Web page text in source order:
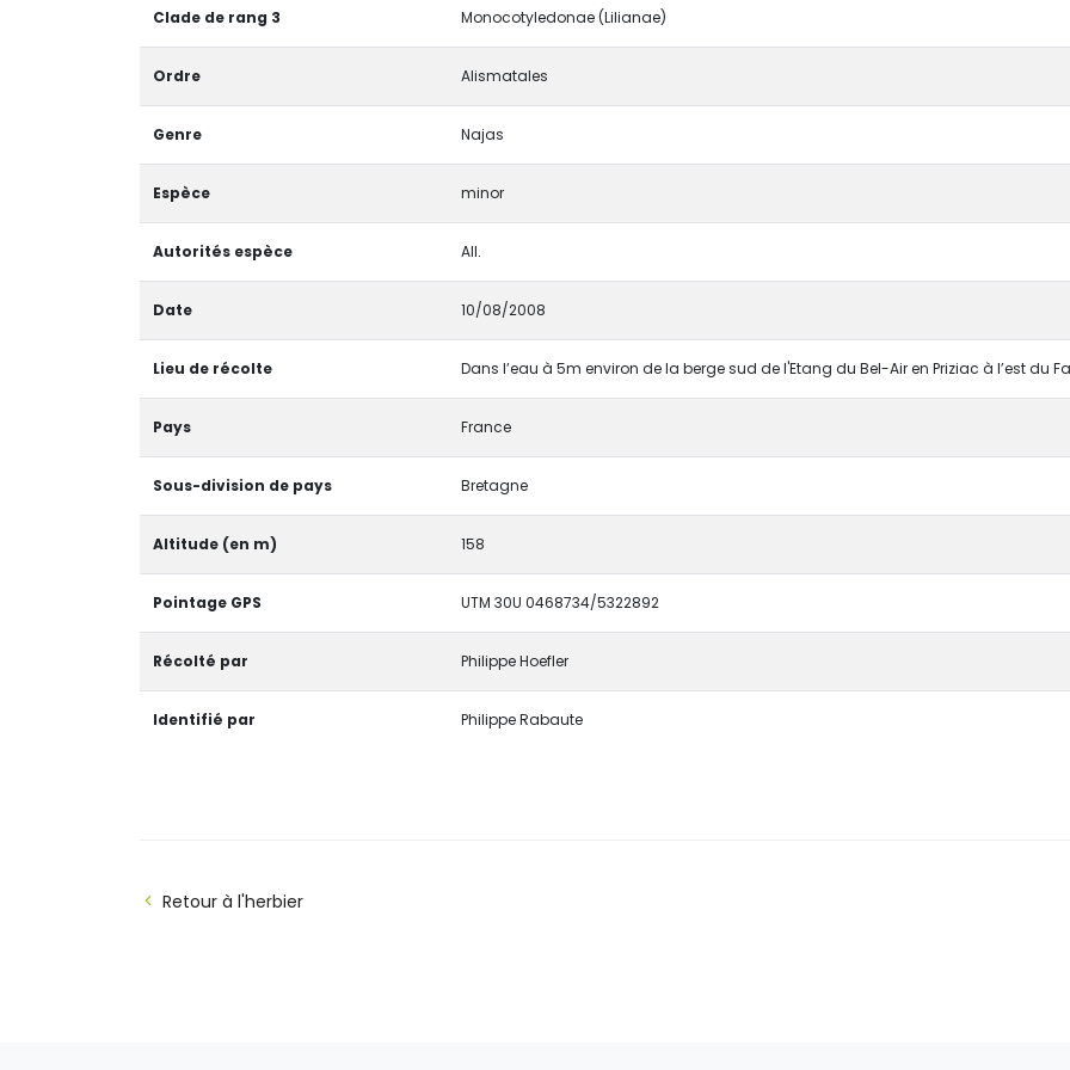
Clade de rang 3 Monocotyledonae (Lilianae)
Ordre Alismatales
Genre Najas
Espèce minor
Autorités espèce All.
Date 10/08/2008
Lieu de récolte Dans l’eau à 5m environ de la berge sud de l'Etang du Bel-Air en Priziac à l’est du
Pays France
Sous-division de pays Bretagne
Altitude (en m) 158
Pointage GPS UTM 30U 0468734/5322892
Récolté par Philippe Hoefler
Identifié par Philippe Rabaute
Retour à l'herbier